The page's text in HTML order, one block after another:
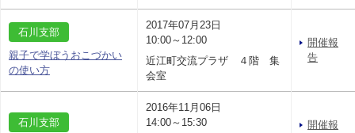
石川支部
親子で学ぼうおこづかい
の使い方
2017年07月23日
10:00～12:00
近江町交流プラザ ４階 集
会室
開催報
告
石川支部
2016年11月06日
14:00～15:30
開催報